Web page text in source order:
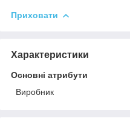
Приховати
Характеристики
Основні атрибути
Виробник